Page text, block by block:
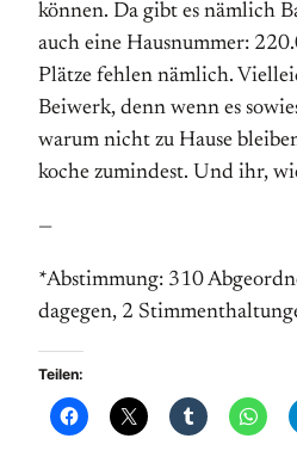
können. Da gibt es nämlich
auch eine Hausnummer:
Plätze fehlen nämlich.
Beiwerk, denn wenn es
warum nicht zu Hause
koche zumindest. Und ihr,
—
*Abstimmung: 310
dagegen, 2
Teilen: